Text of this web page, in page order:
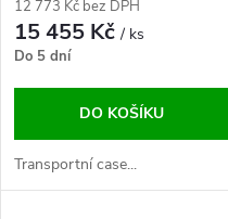
12 773 Kč bez DPH
15 455 Kč/ ks
Do 5 dní
DO KOŠÍKU
Transportní case...